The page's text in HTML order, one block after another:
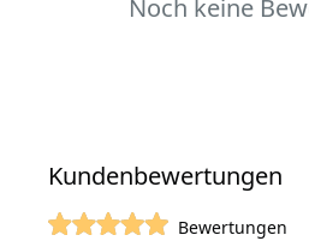
Noch keine
Kundenbewertungen
Bewertungen